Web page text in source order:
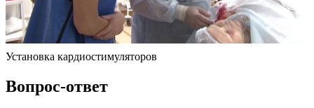
Установка кардиостимуляторов
Вопрос-ответ